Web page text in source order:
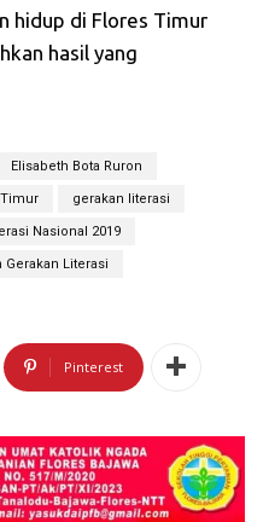
hidup di Flores Timur
hasil yang
Elisabeth Bota Ruron
gerakan literasi
Nasional 2019
Gerakan Literasi
Pinterest